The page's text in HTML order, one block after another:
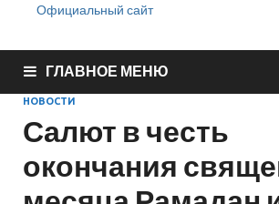
Официальный сайт
ГЛАВНОЕ МЕНЮ
НОВОСТИ
Салют в честь
окончания